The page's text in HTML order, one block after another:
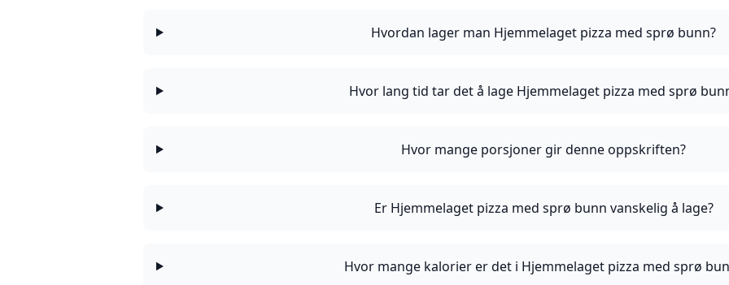
Hvordan lager man Hjemmelaget pizza med sprø bunn?
Hvor lang tid tar det å lage Hjemmelaget pizza med sprø
Hvor mange porsjoner gir denne oppskriften?
Er Hjemmelaget pizza med sprø bunn vanskelig å lage?
Hvor mange kalorier er det i Hjemmelaget pizza med sprø